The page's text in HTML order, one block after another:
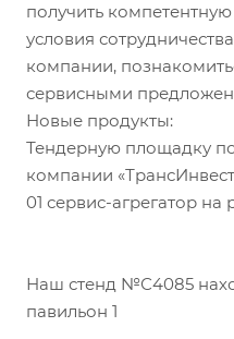
получить
условия
компании,
сервисными
Новые продукты:
Тендерную площадку
компании
01 сервис-агрегатор
Наш стенд №С4085
павильон 1